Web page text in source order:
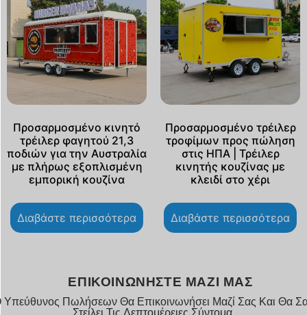
Προσαρμοσμένο κινητό
τρέιλερ φαγητού 21,3
ποδιών για την Αυστραλία
με πλήρως εξοπλισμένη
εμπορική κουζίνα
Διαβάστε περισσότερα
Προσαρμοσμένο τρέιλερ
τροφίμων προς πώληση
στις ΗΠΑ | Τρέιλερ
κινητής κουζίνας με
κλειδί στο χέρι
Διαβάστε περισσότερα
ΕΠΙΚΟΙΝΩΝΉΣΤΕ ΜΑΖΊ ΜΑΣ
Υπεύθυνος Πωλήσεων Θα Επικοινωνήσει Μαζί Σας Και Θα